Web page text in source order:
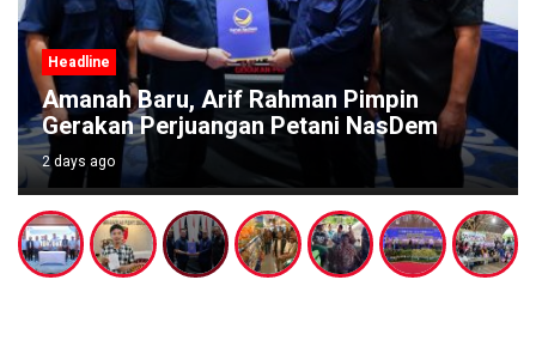
Headline
Amanah Baru, Arif Rahman Pimpin
Gerakan Perjuangan Petani NasDem
2 days ago